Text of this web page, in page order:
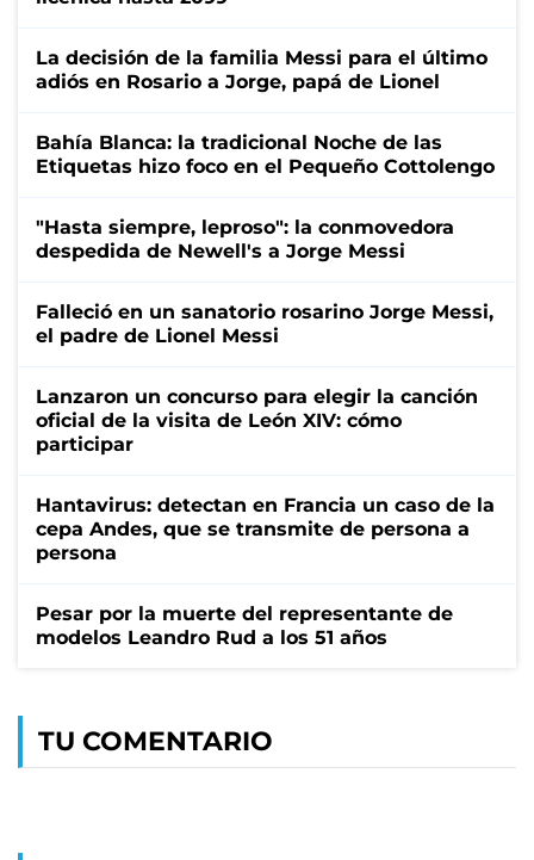
La decisión de la familia Messi para el último
adiós en Rosario a Jorge, papá de Lionel
Bahía Blanca: la tradicional Noche de las
Etiquetas hizo foco en el Pequeño Cottolengo
"Hasta siempre, leproso": la conmovedora
despedida de Newell's a Jorge Messi
Falleció en un sanatorio rosarino Jorge Messi,
el padre de Lionel Messi
Lanzaron un concurso para elegir la canción
oficial de la visita de León XIV: cómo
participar
Hantavirus: detectan en Francia un caso de la
cepa Andes, que se transmite de persona a
persona
Pesar por la muerte del representante de
modelos Leandro Rud a los 51 años
TU COMENTARIO